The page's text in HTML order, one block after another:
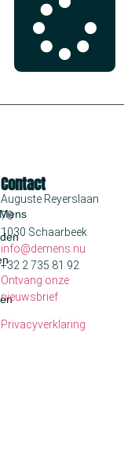
Contact
Auguste Reyerslaan
70
1030 Schaarbeek
info@demens.nu
+32 2 735 81 92
Ontvang onze
nieuwsbrief
Privacyverklaring